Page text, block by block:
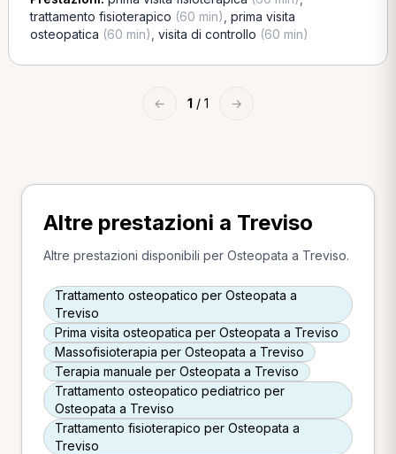
trattamento fisioterapico (60 min) prima visita
osteopatica (60 min) visita di controllo (60 min)
← 1 / 1 →
Altre prestazioni a Treviso
Altre prestazioni disponibili per Osteopata a Treviso.
Trattamento osteopatico per Osteopata a
Treviso
Prima visita osteopatica per Osteopata a Treviso
Massofisioterapia per Osteopata a Treviso
Terapia manuale per Osteopata a Treviso
Trattamento osteopatico pediatrico per
Osteopata a Treviso
Trattamento fisioterapico per Osteopata a
Treviso